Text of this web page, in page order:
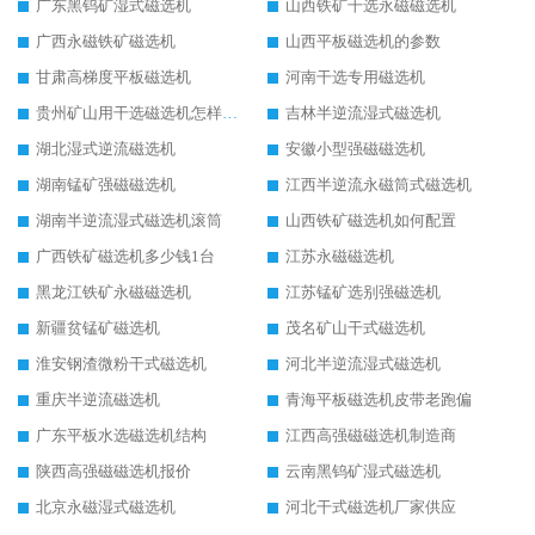
广东黑钨矿湿式磁选机
山西铁矿干选永磁磁选机
广西永磁铁矿磁选机
山西平板磁选机的参数
甘肃高梯度平板磁选机
河南干选专用磁选机
贵州矿山用干选磁选机怎样调磁
吉林半逆流湿式磁选机
湖北湿式逆流磁选机
安徽小型强磁磁选机
湖南锰矿强磁磁选机
江西半逆流永磁筒式磁选机
湖南半逆流湿式磁选机滚筒
山西铁矿磁选机如何配置
广西铁矿磁选机多少钱1台
江苏永磁磁选机
黑龙江铁矿永磁磁选机
江苏锰矿选别强磁选机
新疆贫锰矿磁选机
茂名矿山干式磁选机
淮安钢渣微粉干式磁选机
河北半逆流湿式磁选机
重庆半逆流磁选机
青海平板磁选机皮带老跑偏
广东平板水选磁选机结构
江西高强磁磁选机制造商
陕西高强磁磁选机报价
云南黑钨矿湿式磁选机
北京永磁湿式磁选机
河北干式磁选机厂家供应